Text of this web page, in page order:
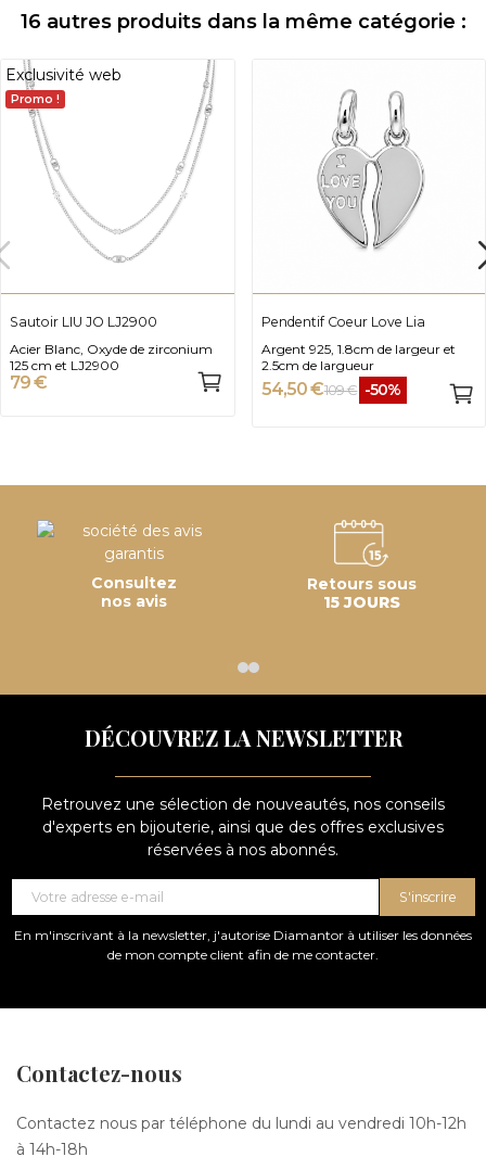
16 autres produits dans la même catégorie :
Exclusivité web
Promo !
Sautoir LIU JO LJ2900
Acier Blanc, Oxyde de zirconium
125 cm et LJ2900
79 €
Pendentif Coeur Love Lia
Argent 925, 1.8cm de largeur et
2.5cm de largueur
54,50 €109 € -50%
Consultez
nos avis
Retours sous
15 JOURS
DÉCOUVREZ LA NEWSLETTER
Retrouvez une sélection de nouveautés, nos conseils
d'experts en bijouterie, ainsi que des offres exclusives
réservées à nos abonnés.
S'inscrire
En m'inscrivant à la newsletter, j'autorise Diamantor à utiliser les données
de mon compte client afin de me contacter.
Contactez-nous
Contactez nous par téléphone du lundi au vendredi 10h-12h
à 14h-18h